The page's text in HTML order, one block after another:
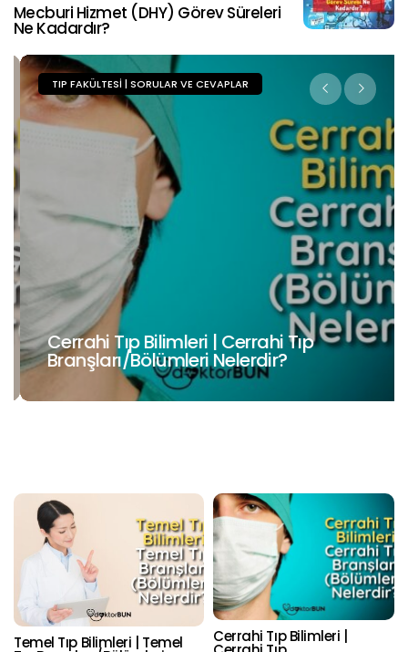
Mecburi Hizmet (DHY) Görev Süreleri
Ne Kadardır?
TIP FAKÜLTESI | SORULAR VE CEVAPLAR
Cerrahi Tıp Bilimleri | Cerrahi Tıp
Branşları/Bölümleri Nelerdir?
Temel Tıp Bilimleri | Temel Cerrahi Tıp Bilimleri |